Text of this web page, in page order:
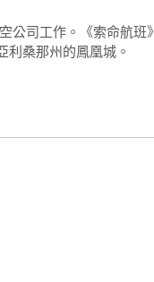
，在在都讓本書非常地與
到的方式製造出張力，
不僅提高了本書的可信
公司工作。《索命航班》
利桑那州的鳳凰城。